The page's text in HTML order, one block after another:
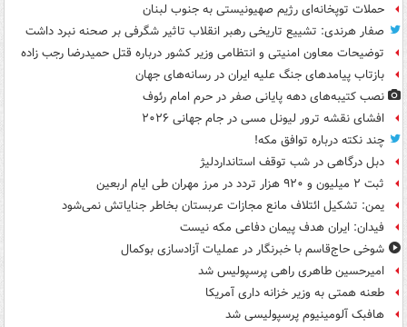
حملات توپخانه‌ای رژیم صهیونیستی به جنوب لبنان
صفار هرندی: تشییع تاریخی رهبر انقلاب تاثیر شگرفی بر صحنه نبرد داشت
توضیحات معاون امنیتی و انتظامی وزیر کشور درباره قتل حمیدرضا رجب زاده
بازتاب پیامدهای جنگ علیه ایران در رسانه‌های جهان
نصب کتیبه‌های دهه پایانی صفر در حرم امام رئوف
افشای نقشه ترور لیونل مسی در جام جهانی ۲۰۲۶
چند نکته درباره توافق مکه!
دبل درگاهی در شب توقف استانداردلیژ
ثبت ۲ میلیون و ۹۲۰ هزار تردد در مرز مهران طی ایام اربعین
یمن: تشکیل ائتلاف مانع مجازات عربستان بخاطر جنایاتش نمی‌شود
فیدان: ایران هدف پیمان دفاعی مکه نیست
شوخی حاج‌قاسم با خبرنگار در عملیات آزادسازی بوکمال
امیرحسین طاهری راهی پرسپولیس شد
طعنه همتی به وزیر خزانه داری آمریکا
هافبک آلومینیوم پرسپولیسی شد